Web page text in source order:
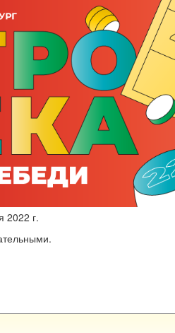
2022 г.